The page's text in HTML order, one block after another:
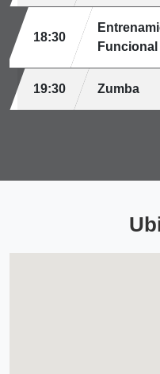
18:30
Funcional
19:30 Zumba